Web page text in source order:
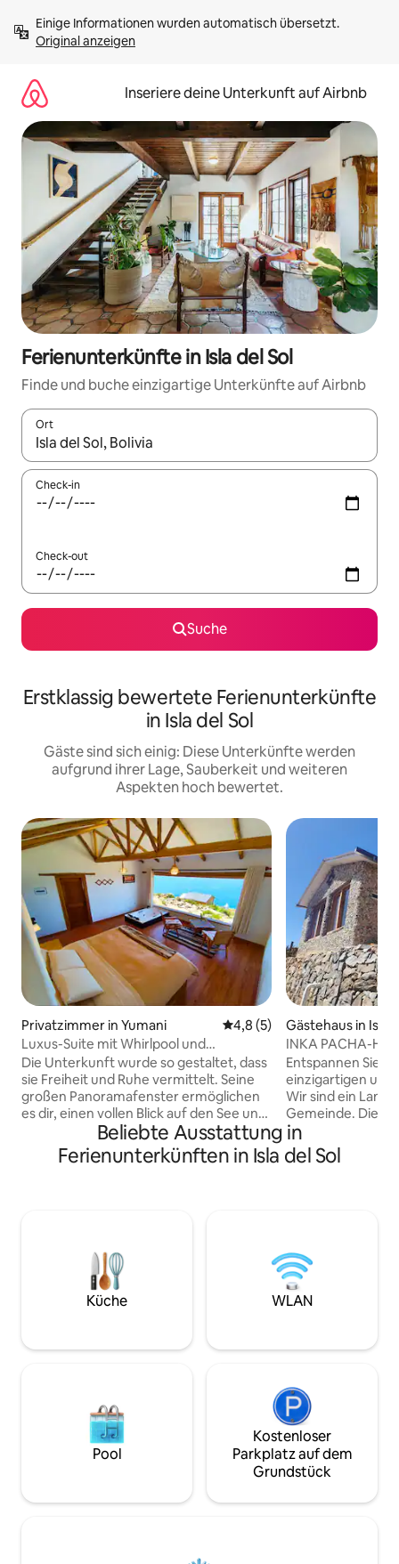
Inhalten
springenOriginal anzeigen
Inseriere deine Unterkunft auf Airbnb
Ferienunterkünfte in Isla del Sol
Finde und buche einzigartige Unterkünfte auf Airbnb
Ort
Wenn Ergebnisse verfügbar sind, navigiere mit den
Check-in
Check-out
Suche
Erstklassig bewertete Ferienunterkünfte
in Isla del Sol
Gäste sind sich einig: Diese Unterkünfte werden
aufgrund ihrer Lage, Sauberkeit und weiteren
Aspekten hoch bewertet.
Privatzimmer in Yumani Durchschnittliche
4,8 (5)
Luxus-Suite mit Whirlpool und
Hydromassage
Die Unterkunft wurde so gestaltet, dass
sie Freiheit und Ruhe vermittelt. Seine
großen Panoramafenster ermöglichen
es dir, einen vollen Blick auf den See und
die Bergketten zu genießen. Das
Hauptschlafzimmer verfügt über einen
Whirlpool, ideal zum Entspannen nach
erholsamen Schlaf gewährleistet. Es ist
die perfekte Note für diejenigen, die
maximalen Komfort suchen.
Gästehaus in Isla
INKA PACHA-
eigenem Bad
Entspannen Sie
einzigartigen und
Wir sind ein
Gemeinde.
ein eigenes Bad
Blick auf den
Ursprung, mit
für die
geben werden.
Beliebte Ausstattung in
Ferienunterkünften in Isla del Sol
Küche WLAN
Pool
Kostenloser
Parkplatz auf dem
Grundstück